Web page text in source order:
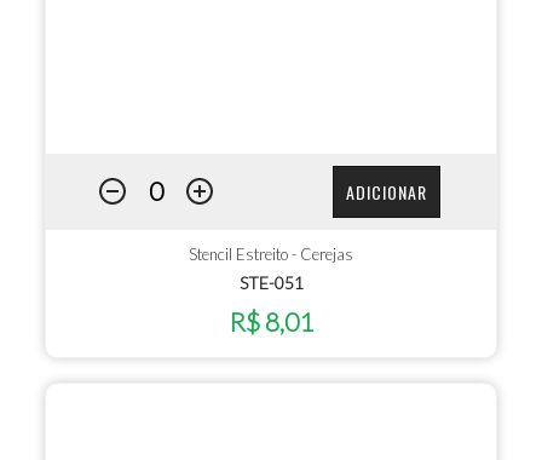
ADICIONAR
Stencil Estreito - Cerejas
STE-051
R$ 8,01